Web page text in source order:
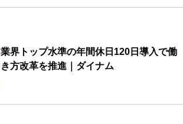
業界トップ水準の年間休日120日導入で働
き方改革を推進｜ダイナム